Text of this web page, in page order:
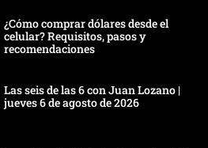
¿Cómo comprar dólares desde el
celular? Requisitos, pasos y
recomendaciones
Las seis de las 6 con Juan Lozano |
jueves 6 de agosto de 2026